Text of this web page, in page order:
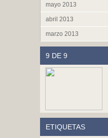
mayo 2013
abril 2013
marzo 2013
9 DE 9
ETIQUETAS